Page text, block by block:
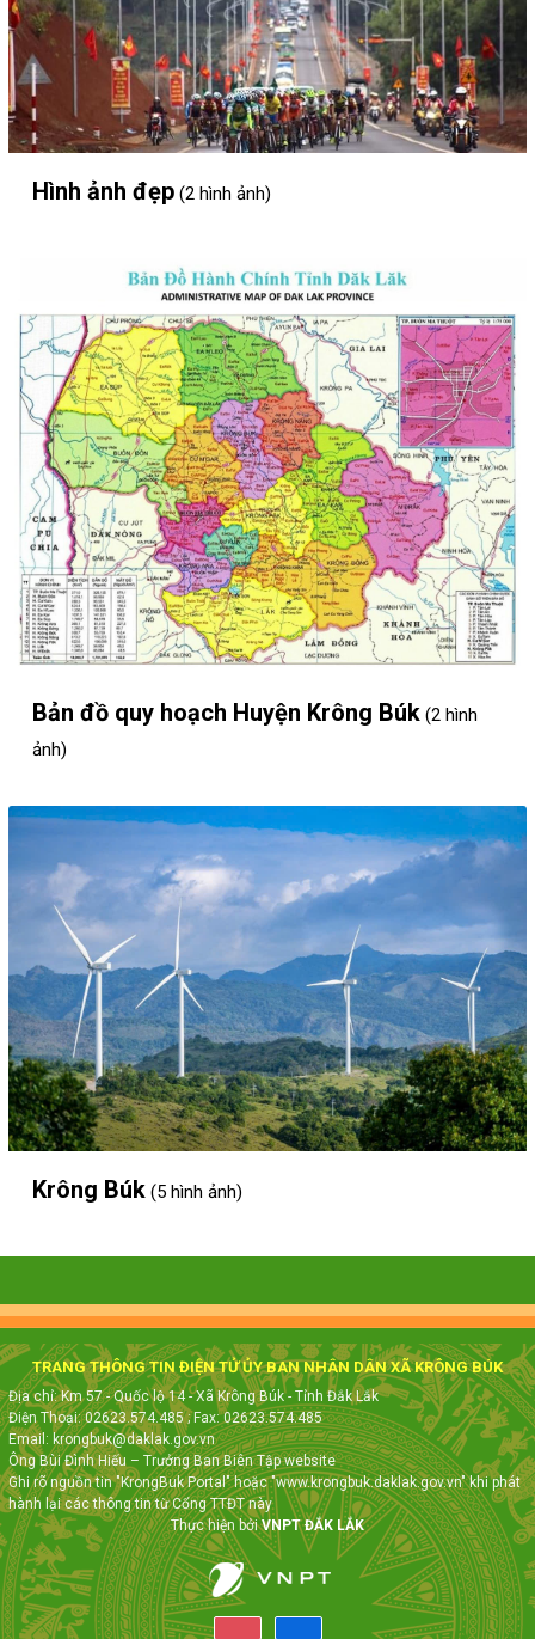
Hình ảnh đẹp (2 hình ảnh)
Bản đồ quy hoạch Huyện Krông Búk (2 hình
ảnh)
Krông Búk (5 hình ảnh)
TRANG THÔNG TIN ĐIỆN TỬ ỦY BAN NHÂN DÂN XÃ KRÔNG BÚK
Địa chỉ: Km 57 - Quốc lộ 14 - Xã Krông Búk - Tỉnh Đắk Lắk
Điện Thoại: 02623.574.485; Fax:02623.574.485
Email: krongbuk@daklak.gov.vn
Ông Bùi Đình Hiếu – Trưởng Ban Biên Tập website
Ghi rõ nguồn tin "KrongBuk Portal" hoặc "www.krongbuk.daklak.gov.vn" khi phát
hành lại các thông tin từ Cổng TTĐT này
Thực hiện bởiVNPT ĐẮK LẮK